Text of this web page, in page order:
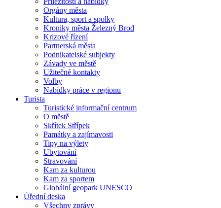
Orgány města
Kultura, sport a spolky
Kroniky města Železný Brod
Krizové řízení
Partnerská města
Podnikatelské subjekty
Závady ve městě
Užitečné kontakty
Volby
Nabídky práce v regionu
Turista
Turistické informační centrum
O městě
Skřítek Střípek
Památky a zajímavosti
Tipy na výlety
Ubytování
Stravování
Kam za kulturou
Kam za sportem
Globální geopark UNESCO
Úřední deska
Všechny zprávy